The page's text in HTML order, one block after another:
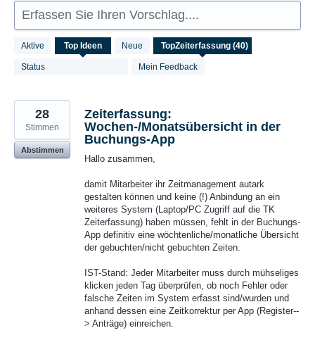
Erfassen Sie Ihren Vorschlag....
Aktive Top Ideen Neue
Status Mein Feedback
40
gefundene
Ergebnisse
Zeiterfassung:
Wochen-/Monatsübersicht in der
Buchungs-App
Hallo zusammen,
damit Mitarbeiter ihr Zeitmanagement autark
gestalten können und keine (!) Anbindung an ein
weiteres System (Laptop/PC Zugriff auf die TK
Zeiterfassung) haben müssen, fehlt in der Buchungs-
App definitiv eine wöchtenliche/monatliche Übersicht
der gebuchten/nicht gebuchten Zeiten.
IST-Stand: Jeder Mitarbeiter muss durch mühseliges
klicken jeden Tag überprüfen, ob noch Fehler oder
falsche Zeiten im System erfasst sind/wurden und
anhand dessen eine Zeitkorrektur per App (Register--
> Anträge) einreichen.
28
Stimmen
Abstimmen